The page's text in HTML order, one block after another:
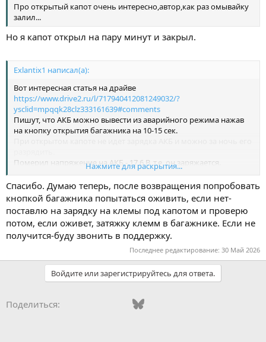
Про открытый капот очень интересно,автор,как раз омывайку
залил...
Но я капот открыл на пару минут и закрыл.
Exlantix1 написал(а):
Вот интересная статья на драйве
https://www.drive2.ru/l/717940412081249032/?
ysclid=mpqqk28clz333161639#comments
Пишут, что АКБ можно вывести из аварийного режима нажав
на кнопку открытия багажника на 10-15 сек.
Померил напряжение на АКБ - 17,6 В, т.е. он заряжается.
P.S. Я всегда закрываю машину на ночь.
Нажмите для раскрытия...
Спасибо. Думаю теперь, после возвращения попробовать
кнопкой багажника попытаться оживить, если нет-
поставлю на зарядку на клемы под капотом и проверю
потом, если оживет, затяжку клемм в багажнике. Если не
получится-буду звонить в поддержку.
Последнее редактирование: 30 Май 2026
Войдите или зарегистрируйтесь для ответа.
Поделиться: Odnoklassniki
Mail.ruBluesky